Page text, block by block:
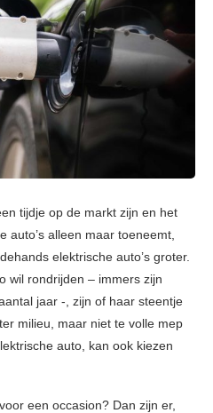
tijdje op de markt zijn en het
auto’s alleen maar toeneemt,
elektrische auto’s groter.
wil rondrijden – immers zijn
jaar -, zijn of haar steentje
milieu, maar niet te volle mep
auto, kan ook kiezen
een occasion? Dan zijn er,